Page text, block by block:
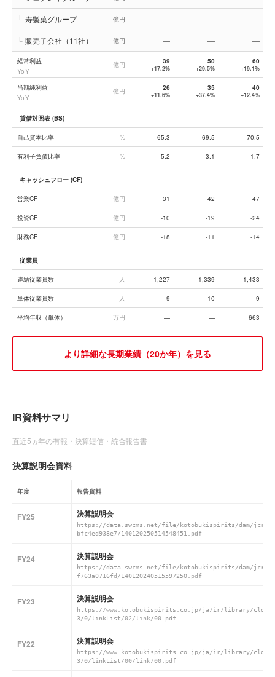
└ 寿製菓グループ 億円 — — —
└ 販売子会社（11社） 億円 — — —
経常利益
YoY
億円 39
+17.2%
50
+29.5%
60
+19.1%
当期純利益
YoY
億円 26
+11.6%
35
+37.4%
40
+12.4%
貸借対照表 (BS)
自己資本比率 % 65.3 69.5 70.5
有利子負債比率 % 5.2 3.1 1.7
キャッシュフロー (CF)
営業CF 億円 31 42 47
投資CF 億円 -10 -19 -24
財務CF 億円 -18 -11 -14
従業員
連結従業員数 人 1,227 1,339 1,433
単体従業員数 人 9 10 9
平均年収（単体） 万円 — — 663
より詳細な長期業績（20か年）を見る
IR資料サマリ
直近5ヵ年の有報・決算短信・統合報告書
決算説明会資料
年度 報告資料
FY25 決算説明会
https://data.swcms.net/file/kotobukispirits/dam/
bfc4ed938e7/140120250514548451.pdf
FY24 決算説明会
https://data.swcms.net/file/kotobukispirits/dam/
f763a0716fd/140120240515597250.pdf
FY23 決算説明会
https://www.kotobukispirits.co.jp/ja/ir/library/
3/0/linkList/02/link/00.pdf
FY22 決算説明会
https://www.kotobukispirits.co.jp/ja/ir/library/
3/0/linkList/00/link/00.pdf